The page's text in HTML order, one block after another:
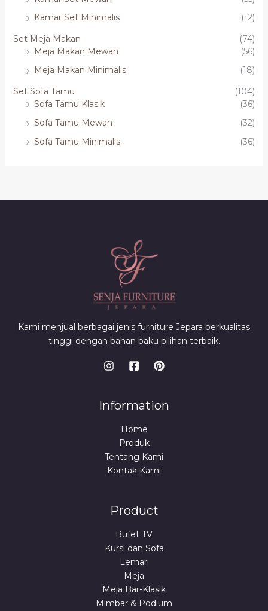
Kamar Set Minimalis
(12)
Set Meja Makan
(74)
Meja Makan Mewah
(56)
Meja Makan Minimalis
(18)
Set Sofa Tamu
(104)
Sofa Tamu Klasik
(36)
Sofa Tamu Mewah
(32)
Sofa Tamu Minimalis
(36)
Kami menjual berbagai jenis furniture Jepara berkualitas
tinggi dengan bahan baku pilihan terbaik.
Information
Home
Produk
Tentang Kami
Kontak Kami
Product
Bufet TV
Kursi dan Sofa
Lemari
Meja
Meja Bar-Klasik
Mimbar & Podium